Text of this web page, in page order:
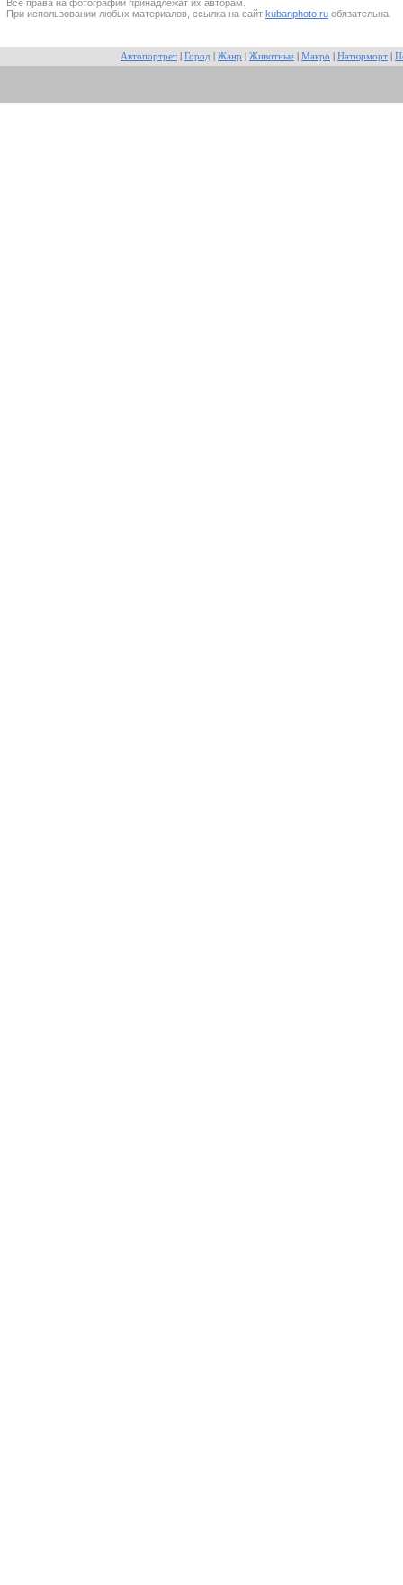
Все прaва на фотографии принадлежат их авторам.
При использовании любых материалов, ссылка на сайт kubanphoto.ru обязательна.
Автопортрет Город Жанр Животные Макро Натюрморт